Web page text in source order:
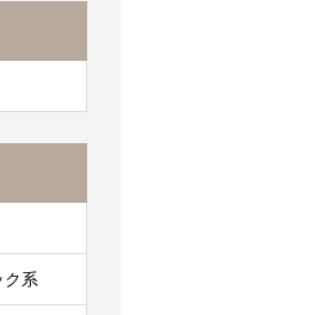
ク系